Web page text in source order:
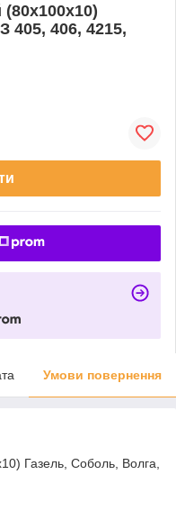
405, 406, 4215,
Умови повернення
Газель, Соболь, Волга,